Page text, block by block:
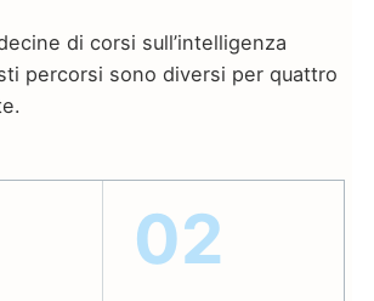
di corsi sull’intelligenza
percorsi sono diversi per quattro
02